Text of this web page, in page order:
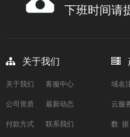
下班时间请
关于我们
关于我们
客服中心
公司资质
最新动态
付款方式
联系我们
域名
云服
数